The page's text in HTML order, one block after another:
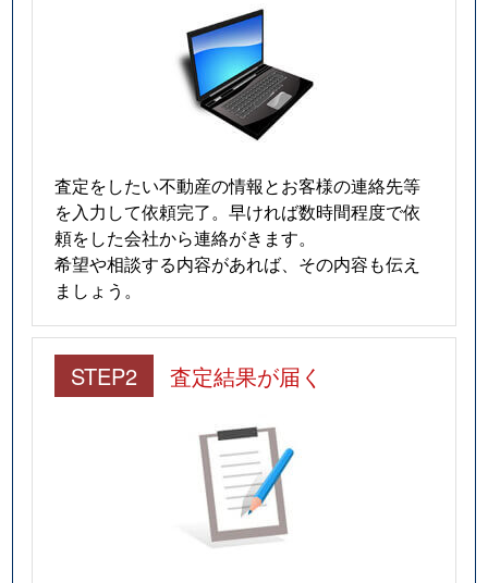
査定をしたい不動産の情報とお客様の連絡先等
を入力して依頼完了。早ければ数時間程度で依
頼をした会社から連絡がきます。
希望や相談する内容があれば、その内容も伝え
ましょう。
STEP2 査定結果が届く